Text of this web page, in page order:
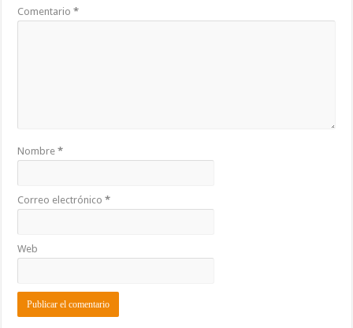
Comentario*
Nombre*
Correo electrónico*
Web